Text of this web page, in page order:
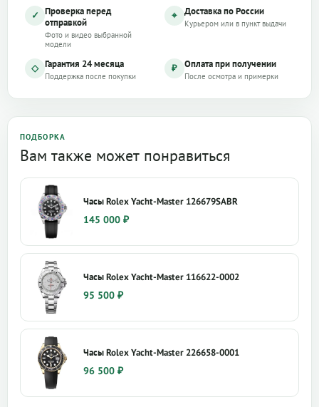
✓ Проверка перед
отправкой
Фото и видео выбранной
модели
⌖ Доставка по России
Курьером или в пункт выдачи
◇ Гарантия 24 месяца
Поддержка после покупки
₽ Оплата при получении
После осмотра и примерки
ПОДБОРКА
Вам также может понравиться
Часы Rolex Yacht-Master 126679SABR
145 000 ₽
Часы Rolex Yacht-Master 116622-0002
95 500 ₽
Часы Rolex Yacht-Master 226658-0001
96 500 ₽